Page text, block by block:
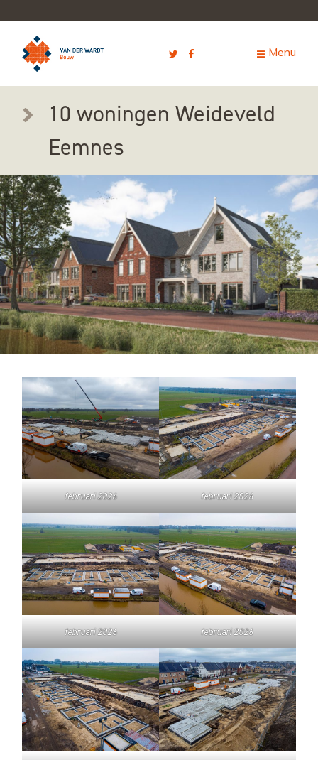
10 woningen Weideveld
Eemnes
februari 2026 februari 2026
februari 2026 februari 2026